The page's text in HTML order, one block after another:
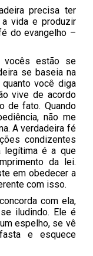
precisa ter
vida e produzir
do evangelho –
vocês estão se
se baseia na
você diga
vive de acordo
de fato. Quando
não me
A verdadeira fé
condizentes
legítima é a que
da lei.
em obedecer a
com isso.
com ela,
iludindo. Ele é
espelho, se vê
e esquece